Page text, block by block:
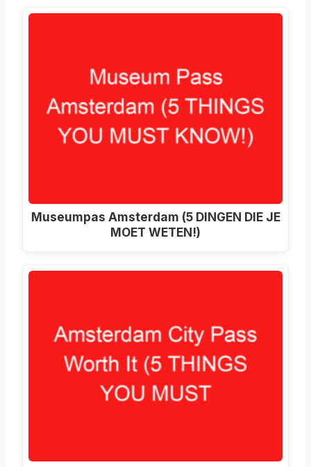
Museumpas Amsterdam (5 DINGEN DIE JE
MOET WETEN!)